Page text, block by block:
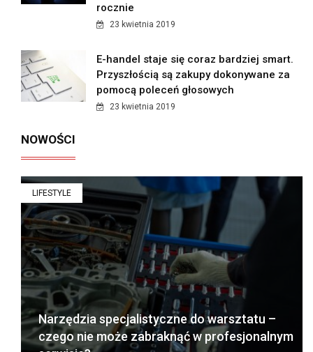
rocznie
23 kwietnia 2019
E-handel staje się coraz bardziej smart.
Przyszłością są zakupy dokonywane za
pomocą poleceń głosowych
23 kwietnia 2019
NOWOŚCI
LIFESTYLE
Narzędzia specjalistyczne do warsztatu –
czego nie może zabraknąć w profesjonalnym